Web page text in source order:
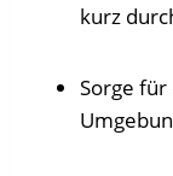
kurz
Sorge